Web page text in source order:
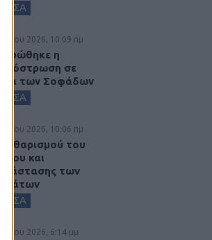
2026, 10:09 πμ
η
σε
των Σοφάδων
2026, 10:06 πμ
καθαρισμού του
και
των
2026, 6:14 μμ